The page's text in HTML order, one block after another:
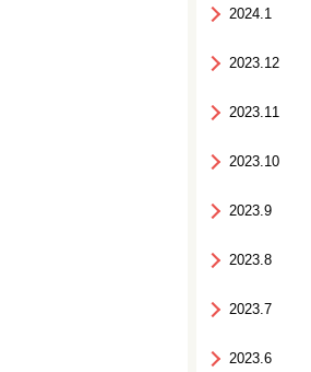
2024.1
2023.12
2023.11
2023.10
2023.9
2023.8
2023.7
2023.6